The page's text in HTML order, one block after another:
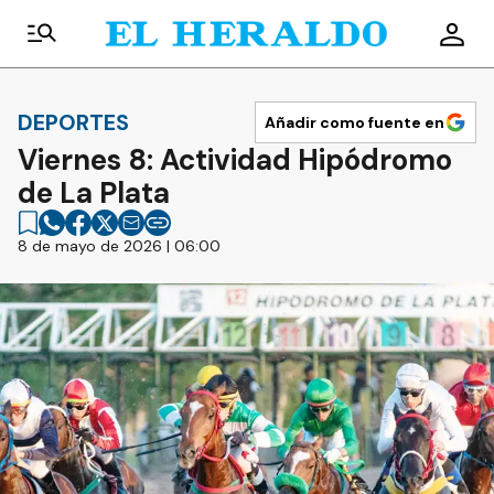
DEPORTES Añadir como fuente en
Viernes 8: Actividad Hipódromo
de La Plata
8 de mayo de 2026 | 06:00